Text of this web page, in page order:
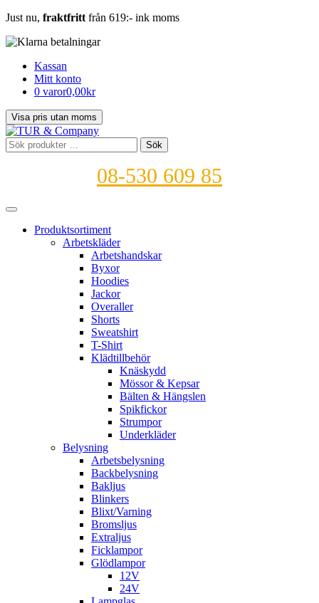
Just nu, fraktfritt från 619:- ink moms
Kassan
Mitt konto
0 varor0,00kr
Sök
efter:
Sök
08-530 609 85
Produktsortiment
Arbetskläder
Arbetshandskar
Byxor
Hoodies
Jackor
Overaller
Shorts
Sweatshirt
T-Shirt
Klädtillbehör
Knäskydd
Mössor & Kepsar
Bälten & Hängslen
Spikfickor
Strumpor
Underkläder
Belysning
Arbetsbelysning
Backbelysning
Bakljus
Blinkers
Blixt/Varning
Bromsljus
Extraljus
Ficklampor
Glödlampor
12V
24V